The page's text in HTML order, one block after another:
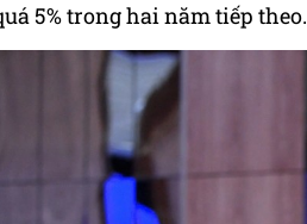
5% trong hai năm tiếp theo.